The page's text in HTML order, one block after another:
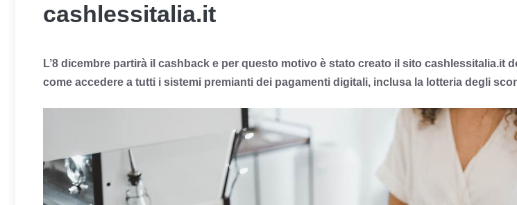
cashlessitalia.it
L’8 dicembre partirà il cashback e per questo motivo è stato creato il sito cashlessitalia.it
come accedere a tutti i sistemi premianti dei pagamenti digitali, inclusa la lotteria degli